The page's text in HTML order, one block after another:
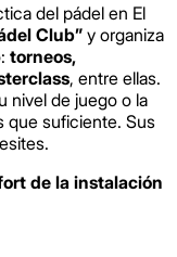
del pádel en El
Club”y organiza
torneos,
, entre ellas.
nivel de juego o la
que suficiente. Sus
de la instalación